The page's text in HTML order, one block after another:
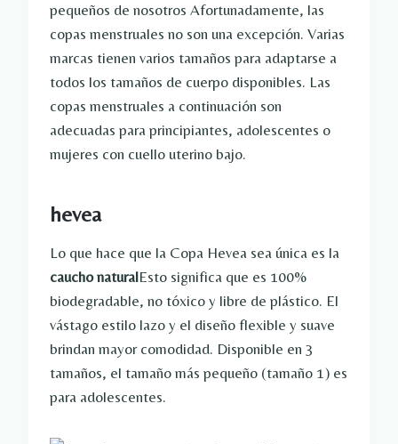
pequeños de nosotros Afortunadamente, las
copas menstruales no son una excepción. Varias
marcas tienen varios tamaños para adaptarse a
todos los tamaños de cuerpo disponibles. Las
copas menstruales a continuación son
adecuadas para principiantes, adolescentes o
mujeres con cuello uterino bajo.
hevea
Lo que hace que la Copa Hevea sea única es la
caucho naturalEsto significa que es 100%
biodegradable, no tóxico y libre de plástico. El
vástago estilo lazo y el diseño flexible y suave
brindan mayor comodidad. Disponible en 3
tamaños, el tamaño más pequeño (tamaño 1) es
para adolescentes.